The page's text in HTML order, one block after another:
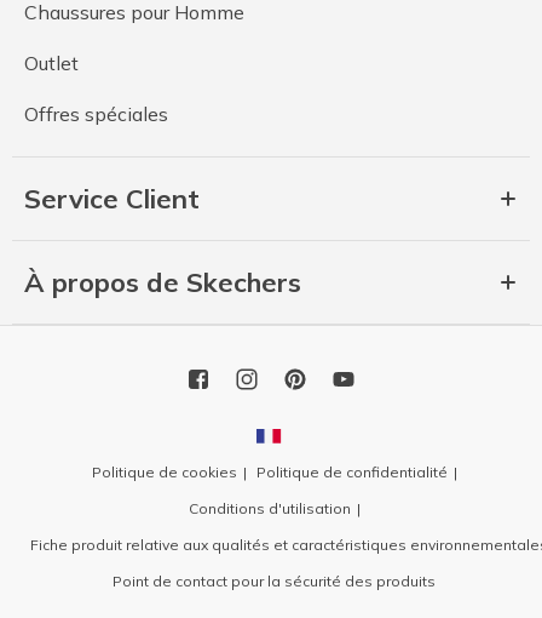
Chaussures pour Homme
Outlet
Offres spéciales
Service Client
À propos de Skechers
Politique de cookies
Politique de confidentialité
Conditions d'utilisation
Fiche produit relative aux qualités et caractéristiques
Point de contact pour la sécurité des produits